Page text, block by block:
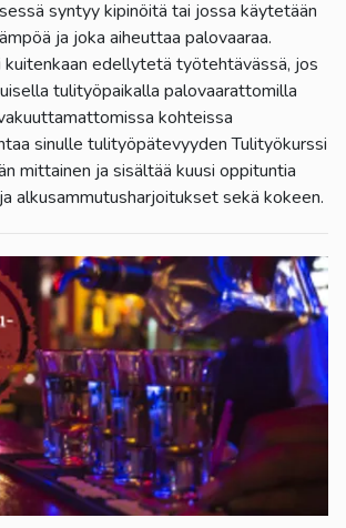
syntyy kipinöitä tai jossa käytetään
ja joka aiheuttaa palovaaraa.
edellytetä työtehtävässä, jos
tulityöpaikalla palovaarattomilla
kohteissa
sinulle tulityöpätevyyden Tulityökurssi
mittainen ja sisältää kuusi oppituntia
alkusammutusharjoitukset sekä kokeen.